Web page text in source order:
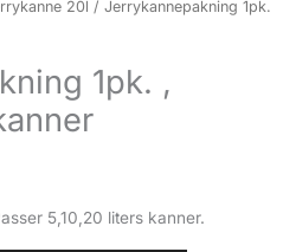
20l / Jerrykannepakning 1pk.
1pk. ,
5,10,20 liters kanner.